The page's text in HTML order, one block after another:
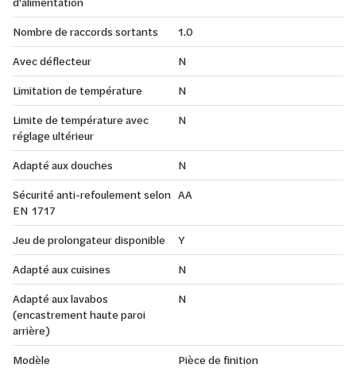
Nombre de raccords sortants
1.0
Avec déflecteur
N
Limitation de température
N
Limite de température avec
réglage ultérieur
N
Adapté aux douches
N
Sécurité anti-refoulement selon
EN 1717
AA
Jeu de prolongateur disponible
Y
Adapté aux cuisines
N
Adapté aux lavabos
(encastrement haute paroi
arrière)
N
Modèle
Pièce de finition